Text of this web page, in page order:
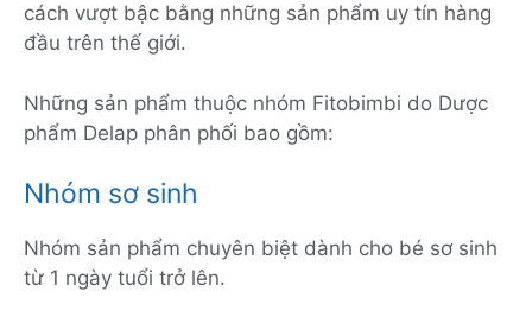
cách vượt bậc bằng những sản phẩm uy tín hàng
đầu trên thế giới.
Những sản phẩm thuộc nhóm Fitobimbi do Dược
phẩm Delap phân phối bao gồm:
Nhóm sơ sinh
Nhóm sản phẩm chuyên biệt dành cho bé sơ sinh
từ 1 ngày tuổi trở lên.